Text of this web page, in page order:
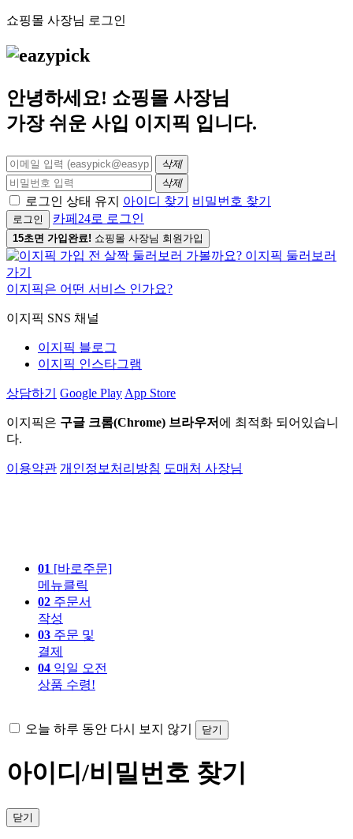
쇼핑몰 사장님 로그인
안녕하세요! 쇼핑몰 사장님
가장 쉬운 사입 이지픽 입니다.
삭제
삭제
로그인 상태 유지 아이디 찾기 비밀번호 찾기
로그인 카페24로 로그인
15초면 가입완료! 쇼핑몰 사장님 회원가입
이지픽은 어떤 서비스 인가요?
이지픽 SNS 채널
이지픽 블로그
이지픽 인스타그램
상담하기 Google Play App Store
이지픽은 구글 크롬(Chrome) 브라우저 에 최적화 되어있습니
다.
이용약관 개인정보처리방침 도매처 사장님
01 [바로주문]
메뉴클릭
02 주문서
작성
03 주문 및
결제
04 익일 오전
상품 수령!
오늘 하루 동안 다시 보지 않기 닫기
아이디/비밀번호 찾기
닫기